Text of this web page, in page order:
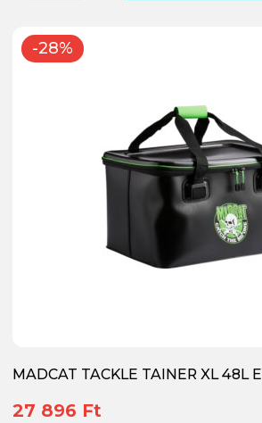
-28%
MADCAT TACKLE TAINER XL 48L
27 896 Ft